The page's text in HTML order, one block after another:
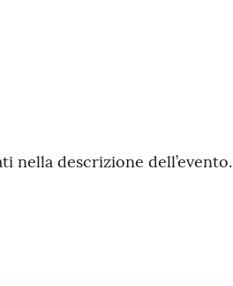
nella descrizione dell’evento.